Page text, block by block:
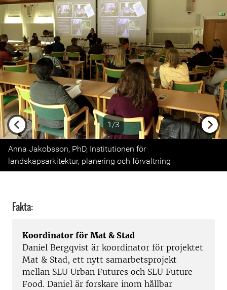
1/3
Previous
Anna Jakobsson, PhD, Institutionen för
landskapsarkitektur, planering och förvaltning
Fakta:
Koordinator för Mat & Stad
Daniel Bergqvist är koordinator för projektet
Mat & Stad, ett nytt samarbetsprojekt
mellan SLU Urban Futures och SLU Future
Food. Daniel är forskare inom hållbar